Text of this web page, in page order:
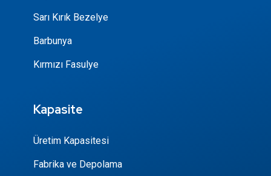
Sarı Kırık Bezelye
Barbunya
Kırmızı Fasulye
Kapasite
Üretim Kapasitesi
Fabrika ve Depolama